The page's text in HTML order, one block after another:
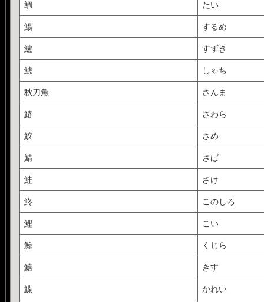
鯛 たい
鯣 するめ
鱸 すずき
鯱 しゃち
秋刀魚 さんま
鰆 さわら
鮫 さめ
鯖 さば
鮭 さけ
鮗 このしろ
鯉 こい
鯨 くじら
鱚 きす
鰈 かれい